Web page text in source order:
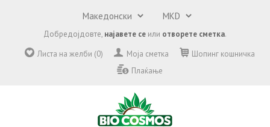
Добредојдовте, најавете се или отворете сметка.
Листа на желби (0)
Моја сметка
Шопинг кошничка
Плаќање